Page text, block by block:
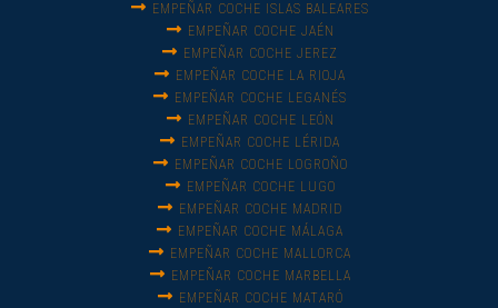
EMPEÑAR COCHE ISLAS BALEARES
EMPEÑAR COCHE JAÉN
EMPEÑAR COCHE JEREZ
EMPEÑAR COCHE LA RIOJA
EMPEÑAR COCHE LEGANÉS
EMPEÑAR COCHE LEÓN
EMPEÑAR COCHE LÉRIDA
EMPEÑAR COCHE LOGROÑO
EMPEÑAR COCHE LUGO
EMPEÑAR COCHE MADRID
EMPEÑAR COCHE MÁLAGA
EMPEÑAR COCHE MALLORCA
EMPEÑAR COCHE MARBELLA
EMPEÑAR COCHE MATARÓ